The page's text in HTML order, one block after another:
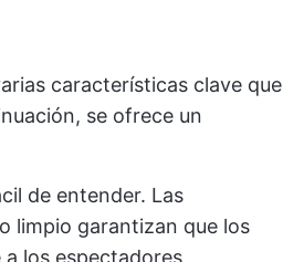
características clave que
se ofrece un
de entender. Las
limpio garantizan que los
los espectadores